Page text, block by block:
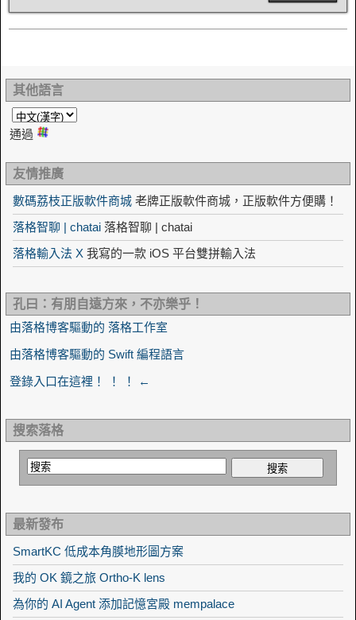
其他語言
通過
友情推廣
數碼荔枝正版軟件商城 老牌正版軟件商城，正版軟件方便購！
落格智聊 | chatai 落格智聊 | chatai
落格輸入法 X 我寫的一款 iOS 平台雙拼輸入法
孔曰：有朋自遠方來，不亦樂乎！
由落格博客驅動的 落格工作室
由落格博客驅動的 Swift 編程語言
登錄入口在這裡！ ！ ！ ←
搜索落格
最新發布
SmartKC 低成本角膜地形圖方案
我的 OK 鏡之旅 Ortho-K lens
為你的 AI Agent 添加記憶宮殿 mempalace